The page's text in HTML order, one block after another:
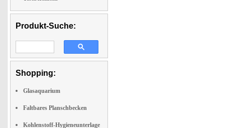
Produkt-Suche:
Shopping:
Glasaquarium
Faltbares Planschbecken
Kohlenstoff-Hygieneunterlage